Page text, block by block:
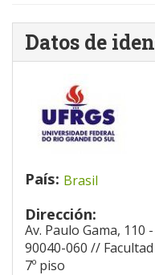
Datos de
País: Brasil
Dirección:
Av. Paulo Gama, 110
90040-060 // Facultad
7º piso